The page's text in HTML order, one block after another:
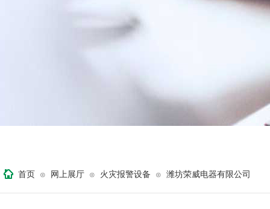
首页 ⊙ 网上展厅 ⊙ 火灾报警设备 ⊙ 潍坊荣威电器有限公司